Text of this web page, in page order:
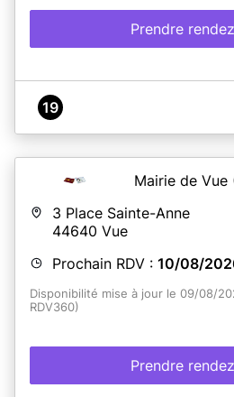
Prendre
19
Mairie de Vue
3 Place Sainte-Anne
44640 Vue
Prochain RDV : 10/08/
Disponibilité mise à jour le 09/08/
RDV360)
Prendre